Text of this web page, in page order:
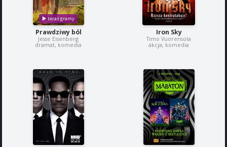
Prawdziwy ból
Jesse Eisenberg
dramat, komedia
Iron Sky
Timo Vuorensola
akcja, komedia